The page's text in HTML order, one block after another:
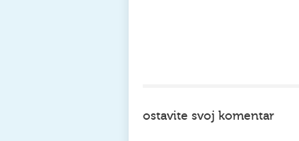
ostavite svoj komentar